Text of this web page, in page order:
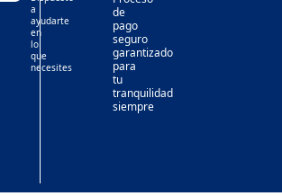
a
ayudarte
en
lo
que
necesites
de
pago
seguro
garantizado
para
tu
tranquilidad
siempre